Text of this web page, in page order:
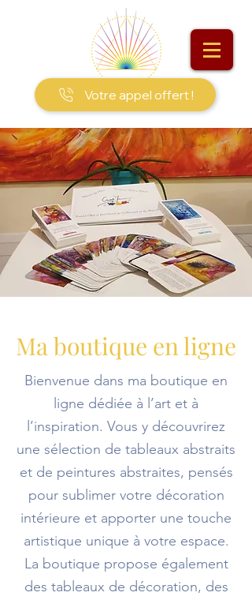
Votre appel offert !
Ma boutique en ligne
Bienvenue dans ma boutique en
ligne dédiée à l’art et à
l’inspiration. Vous y découvrirez
une sélection de tableaux abstraits
et de peintures abstraites, pensés
pour sublimer votre décoration
intérieure et apporter une touche
artistique unique à votre espace.
La boutique propose également
des tableaux de décoration, des